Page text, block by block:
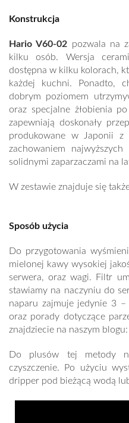
Konstrukcja
Hario V60-02 pozwala na
kilku osób. Wersja
dostępna w kilku kolorach,
każdej kuchni. Ponadto,
dobrym poziomem
oraz specjalne żłobienia
zapewniają doskonały
produkowane w Japonii z
zachowaniem
solidnymi zaparzaczami na
W zestawie znajduje się
Sposób użycia
Do przygotowania
mielonej kawy wysokiej
serwera, oraz wagi. Filtr
stawiamy na naczyniu do
naparu zajmuje jedynie 3
oraz porady dotyczące
znajdziecie na naszym blogu:
Do plusów tej metody
czyszczenie. Po użyciu
dripper pod bieżącą wodą